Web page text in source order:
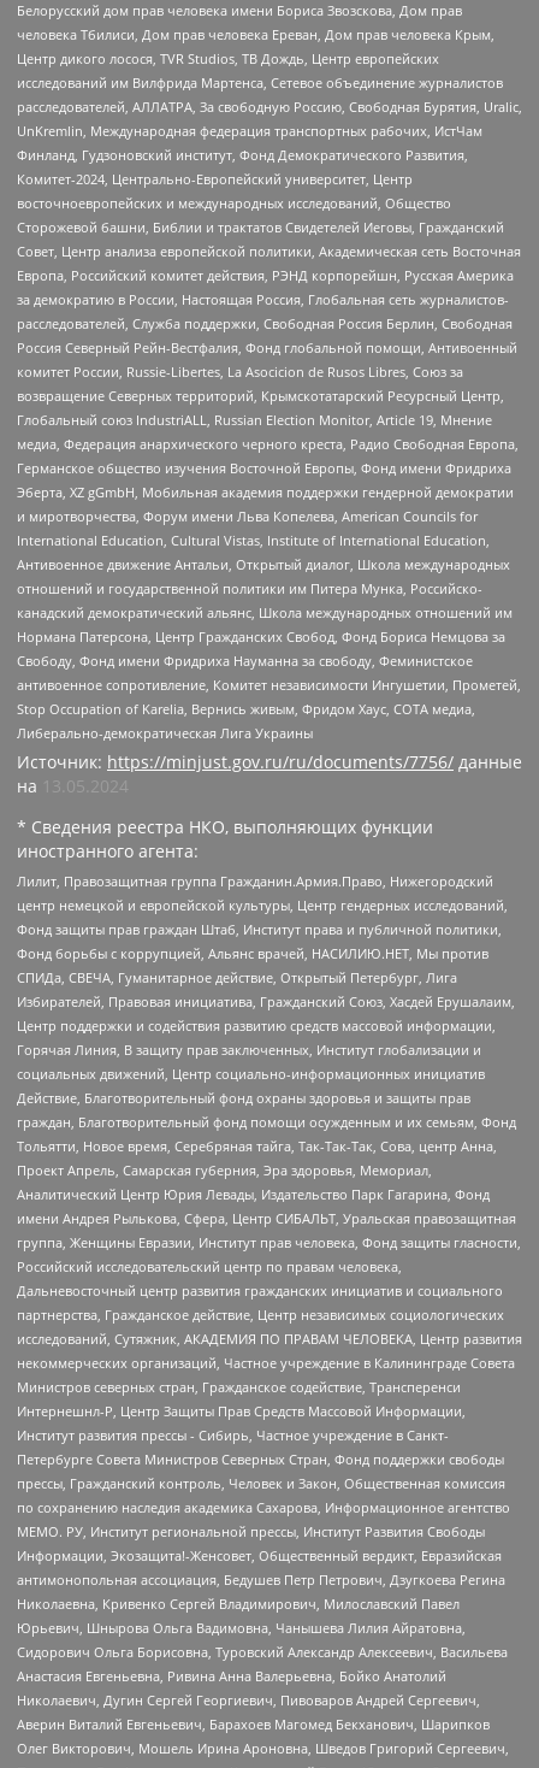
Белорусский дом прав человека имени Бориса Звозскова, Дом прав
человека Тбилиси, Дом прав человека Ереван, Дом прав человека Крым,
Центр дикого лосося, TVR Studios, ТВ Дождь, Центр европейских
исследований им Вилфрида Мартенса, Сетевое объединение журналистов
расследователей, АЛЛАТРА, За свободную Россию, Свободная Бурятия, Uralic,
UnKremlin, Международная федерация транспортных рабочих, ИстЧам
Финланд, Гудзоновский институт, Фонд Демократического Развития,
Комитет-2024, Центрально-Европейский университет, Центр
восточноевропейских и международных исследований, Общество
Сторожевой башни, Библии и трактатов Свидетелей Иеговы, Гражданский
Совет, Центр анализа европейской политики, Академическая сеть Восточная
Европа, Российский комитет действия, РЭНД корпорейшн, Русская Америка
за демократию в России, Настоящая Россия, Глобальная сеть журналистов-
расследователей, Служба поддержки, Свободная Россия Берлин, Свободная
Россия Северный Рейн-Вестфалия, Фонд глобальной помощи, Антивоенный
комитет России, Russie-Libertes, La Asocicion de Rusos Libres, Союз за
возвращение Северных территорий, Крымскотатарский Ресурсный Центр,
Глобальный союз IndustriALL, Russian Election Monitor, Article 19, Мнение
медиа, Федерация анархического черного креста, Радио Свободная Европа,
Германское общество изучения Восточной Европы, Фонд имени Фридриха
Эберта, XZ gGmbH, Мобильная академия поддержки гендерной демократии
и миротворчества, Форум имени Льва Копелева, American Councils for
International Education, Cultural Vistas, Institute of International Education,
Антивоенное движение Антальи, Открытый диалог, Школа международных
отношений и государственной политики им Питера Мунка, Российско-
канадский демократический альянс, Школа международных отношений им
Нормана Патерсона, Центр Гражданских Свобод, Фонд Бориса Немцова за
Свободу, Фонд имени Фридриха Науманна за свободу, Феминистское
антивоенное сопротивление, Комитет независимости Ингушетии, Прометей,
Stop Occupation of Karelia, Вернись живым, Фридом Хаус, СОТА медиа,
Либерально-демократическая Лига Украины
Источник: https://minjust.gov.ru/ru/documents/7756/ данные
на
13.05.2024
* Сведения реестра НКО, выполняющих функции
иностранного агента:
Лилит, Правозащитная группа Гражданин.Армия.Право, Нижегородский
центр немецкой и европейской культуры, Центр гендерных исследований,
Фонд защиты прав граждан Штаб, Институт права и публичной политики,
Фонд борьбы с коррупцией, Альянс врачей, НАСИЛИЮ.НЕТ, Мы против
СПИДа, СВЕЧА, Гуманитарное действие, Открытый Петербург, Лига
Избирателей, Правовая инициатива, Гражданский Союз, Хасдей Ерушалаим,
Центр поддержки и содействия развитию средств массовой информации,
Горячая Линия, В защиту прав заключенных, Институт глобализации и
социальных движений, Центр социально-информационных инициатив
Действие, Благотворительный фонд охраны здоровья и защиты прав
граждан, Благотворительный фонд помощи осужденным и их семьям, Фонд
Тольятти, Новое время, Серебряная тайга, Так-Так-Так, Сова, центр Анна,
Проект Апрель, Самарская губерния, Эра здоровья, Мемориал,
Аналитический Центр Юрия Левады, Издательство Парк Гагарина, Фонд
имени Андрея Рылькова, Сфера, Центр СИБАЛЬТ, Уральская правозащитная
группа, Женщины Евразии, Институт прав человека, Фонд защиты гласности,
Российский исследовательский центр по правам человека,
Дальневосточный центр развития гражданских инициатив и социального
партнерства, Гражданское действие, Центр независимых социологических
исследований, Сутяжник, АКАДЕМИЯ ПО ПРАВАМ ЧЕЛОВЕКА, Центр развития
некоммерческих организаций, Частное учреждение в Калининграде Совета
Министров северных стран, Гражданское содействие, Трансперенси
Интернешнл-Р, Центр Защиты Прав Средств Массовой Информации,
Институт развития прессы - Сибирь, Частное учреждение в Санкт-
Петербурге Совета Министров Северных Стран, Фонд поддержки свободы
прессы, Гражданский контроль, Человек и Закон, Общественная комиссия
по сохранению наследия академика Сахарова, Информационное агентство
МЕМО. РУ, Институт региональной прессы, Институт Развития Свободы
Информации, Экозащита!-Женсовет, Общественный вердикт, Евразийская
антимонопольная ассоциация, Бедушев Петр Петрович, Дзугкоева Регина
Николаевна, Кривенко Сергей Владимирович, Милославский Павел
Юрьевич, Шнырова Ольга Вадимовна, Чанышева Лилия Айратовна,
Сидорович Ольга Борисовна, Туровский Александр Алексеевич, Васильева
Анастасия Евгеньевна, Ривина Анна Валерьевна, Бойко Анатолий
Николаевич, Дугин Сергей Георгиевич, Пивоваров Андрей Сергеевич,
Аверин Виталий Евгеньевич, Барахоев Магомед Бекханович, Шарипков
Олег Викторович, Мошель Ирина Ароновна, Шведов Григорий Сергеевич,